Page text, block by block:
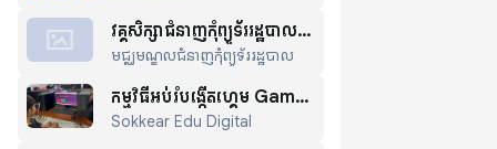
វគ្គសិក្សាជំនាញកុំព្យូទ័ររដ្ឋបាល
និងជំនាញ ICT សម្រាប់ការងារ
ប្រើប្រាស់នៅក្នុងសាលារៀន
មជ្ឈមណ្ឌលជំនាញកុំព្យូទ័ររដ្ឋបាល
កម្មវិធីអប់រំបង្កើតហ្គេម Game
Changer Coalition
Sokkear Edu Digital